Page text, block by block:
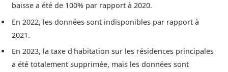
baisse a été de 100% par rapport à 2020.
En 2022, les données sont indisponibles par rapport à
2021.
En 2023, la taxe d'habitation sur les résidences principales
a été totalement supprimée, mais les données sont